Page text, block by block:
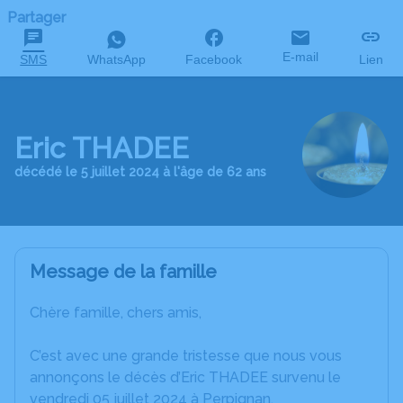
Partager
SMS WhatsApp Facebook E-mail Lien
Eric THADEE
décédé le 5 juillet 2024 à l'âge de 62 ans
Message de la famille
Chère famille, chers amis,
C’est avec une grande tristesse que nous vous
annonçons le décès d’Eric THADEE survenu le
vendredi 05 juillet 2024 à Perpignan.